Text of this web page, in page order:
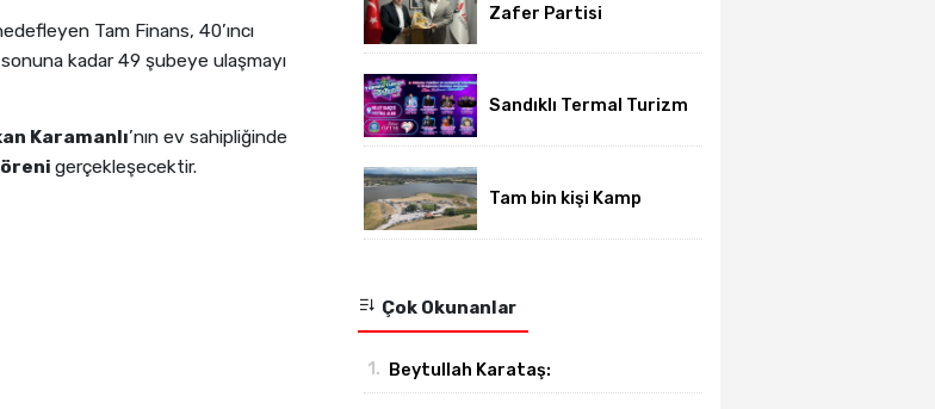
Tam Finans, 40’ıncı
kadar 49 şubeye ulaşmayı
Karamanlı’nın ev sahipliğinde
gerçekleşecektir.
Zafer Partisi
dönem başladı
Sandıklı Termal Turizm
başlıyor
Tam bin kişi Kamp
buluştu
Çok Okunanlar
1. Beytullah Karataş: